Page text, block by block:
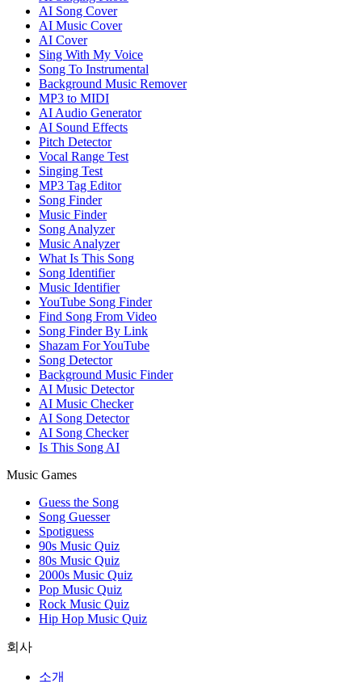
AI Song Cover
AI Music Cover
AI Cover
Sing With My Voice
Song To Instrumental
Background Music Remover
MP3 to MIDI
AI Audio Generator
AI Sound Effects
Pitch Detector
Vocal Range Test
Singing Test
MP3 Tag Editor
Song Finder
Music Finder
Song Analyzer
Music Analyzer
What Is This Song
Song Identifier
Music Identifier
YouTube Song Finder
Find Song From Video
Song Finder By Link
Shazam For YouTube
Song Detector
Background Music Finder
AI Music Detector
AI Music Checker
AI Song Detector
AI Song Checker
Is This Song AI
Music Games
Guess the Song
Song Guesser
Spotiguess
90s Music Quiz
80s Music Quiz
2000s Music Quiz
Pop Music Quiz
Rock Music Quiz
Hip Hop Music Quiz
회사
소개